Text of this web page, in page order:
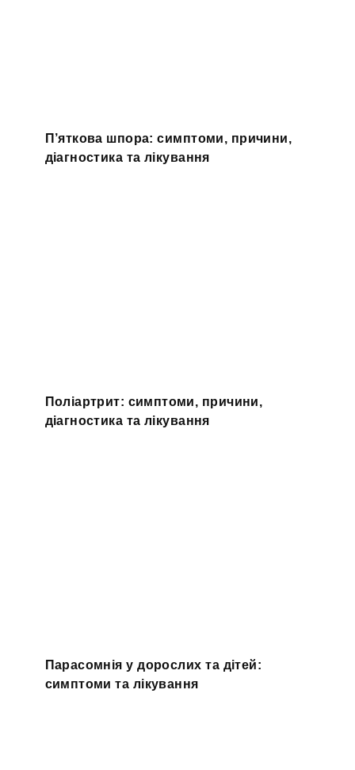
П’яткова шпора: симптоми, причини,
діагностика та лікування
Поліартрит: симптоми, причини,
діагностика та лікування
Парасомнія у дорослих та дітей:
симптоми та лікування